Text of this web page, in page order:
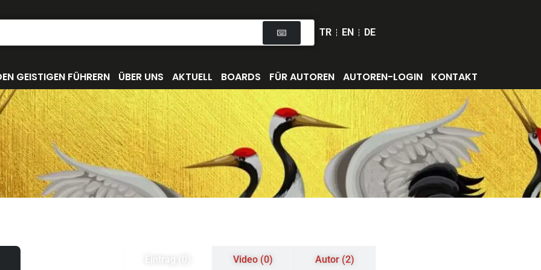
TR EN DE
GEISTIGEN FÜHRERN ÜBER UNS AKTUELL BOARDS FÜR AUTOREN AUTOREN-LOGIN KONTAKT
Eintrag (0) Video (0) Autor (2)